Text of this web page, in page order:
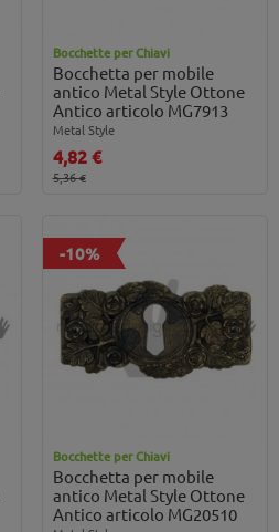
Bocchette per Chiavi
Bocchetta per mobile
antico Metal Style Ottone
Antico articolo MG7913
Metal Style
4,82 €
5,36 €
-10%
Bocchette per Chiavi
Bocchetta per mobile
antico Metal Style Ottone
Antico articolo MG20510